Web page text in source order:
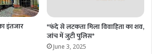
इंतजार
*फंदे से लटकता मिला विवाहिता का शव,
जांच में जुटी पुलिस*
June 3, 2025